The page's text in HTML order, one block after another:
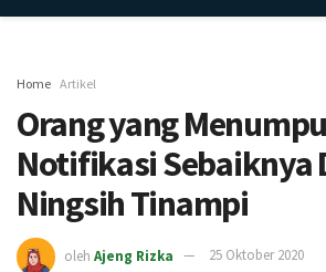
Home Artikel
Orang yang
Notifikasi Sebaiknya
Ningsih Tinampi
oleh Ajeng Rizka 25 Oktober 2020